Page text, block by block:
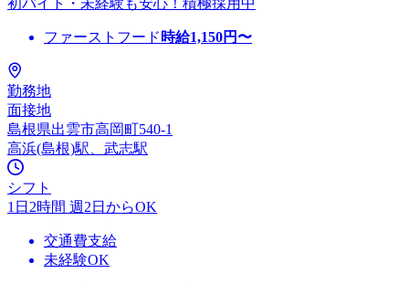
ファーストフード 時給1,150円〜
勤務地
面接地
島根県出雲市高岡町540-1
高浜(島根)駅、武志駅
シフト
1日2時間 週2日からOK
交通費支給
未経験OK